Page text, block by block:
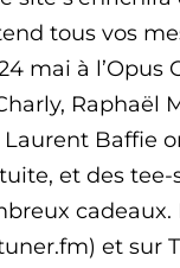
tous vos
mai à l’Opus
Raphaël
Baffie
et des
et sur